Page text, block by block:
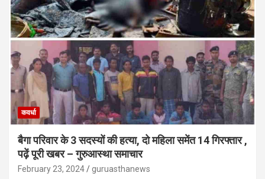
कवर्धा
बैगा परिवार के 3 सदस्यों की हत्या, दो महिला समेंत 14 गिरफ्तार ,
पढ़ें पूरी खबर – गुरुआस्था समाचार
February 23, 2024 guruasthanews